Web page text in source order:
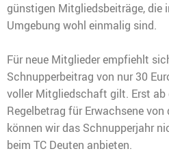
günstigen Mitgliedsbeiträge, die
Umgebung wohl einmalig sind.
Für neue Mitglieder empfiehlt
Schnupperbeitrag von nur 30
voller Mitgliedschaft gilt. Erst
Regelbetrag für Erwachsene von
können wir das Schnupperjahr
beim TC Deuten anbieten.